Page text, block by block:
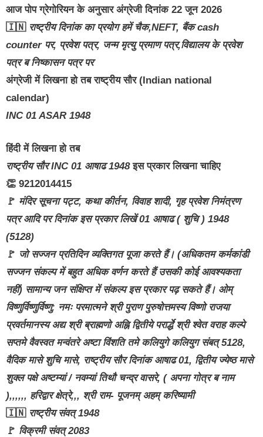
आज पोप ग्रेगोरियन के अनुसार अंग्रेजी दिनांक 22 जून 2026
🇮🇳 राष्ट्रीय दिनांक का प्रयोग हमें चैक,NEFT, बैंक cash
counter पर, प्रवेश पत्र, जन्म मृत्यु प्रमाण पत्र,विद्यालय के प्रवेश
पत्र ब निष्कासन पत्र पर
अंग्रेजी में लिखना हो तब राष्ट्रीय सौर (Indian national
calendar)
INC 01 ASAR 1948
हिंदी में लिखना हो तब
राष्ट्रीय सौर INC 01 आषाढ 1948इस प्रकार लिखना चाहिए
👏 9212014415
🚩 मंदिर सूचना पट्ट, कथा कीर्तन, विवाह शादी, गृह प्रवेश निमंत्रण
पत्र आदि पर दिनांक इस प्रकार लिखें 01 आषाढ ( शुचि ) 1948
(5128)
🚩 जो सज्जन प्रतिदिन व्यक्तिगत पूजा करते हैं। (अधिकतम कर्मकांडी
सज्जन संकल्प में बहुत अधिक वर्णन करते हैं उसकी कोई आवश्यकता
नहीं) सामान्य जन संक्षिप्त में संकल्प इस प्रकार पढ़ सकते हैं। ओम्
विष्णुर्विष्णुर्विष्णु: नमः परमात्मने श्री पुराण पुरुषोत्तमस्य विष्णो राजया
प्रवर्तमानस्य अद्य श्री ब्राह्मणो अह्नि द्वितीये परार्द्धे श्री श्वेत वराह कल्पे
सप्तमे वैवस्वत मन्वंतरे अष्टा विंशति तमे कलियुगे कलियुग संबत् 5128,
वैदिक मासे शुचि मासे, राष्ट्रीय सौर दिनांक आषाढ 01, द्वितीय ज्येष्ठ मासे
शुक्ल पक्षे अष्टम्यां / नवम्यां तिथौ चन्द्र वासरे, ( अपना गोत्र ब नाम
),,,,,, हरिद्वार क्षेत्रे,,, श्री राम- पूजनम् अहम् करिष्यामी
🇮🇳 राष्ट्रीय संवत् 1948
🚩 विक्रमी संवत् 2083